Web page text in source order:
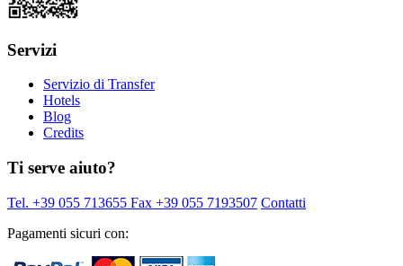
Servizi
Servizio di Transfer
Hotels
Blog
Credits
Ti serve aiuto?
Tel. +39 055 713655 Fax +39 055 7193507 Contatti
Pagamenti sicuri con: